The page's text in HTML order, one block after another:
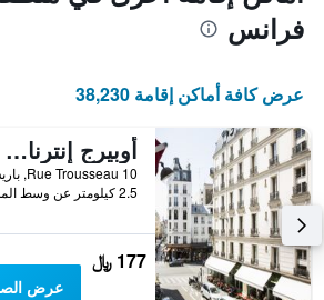
فرانس
عرض كافة أماكن إقامة 38,230
أوبيرج إنترناشونال ديز جيون - هوستل
2.5 كيلومتر عن وسط المدينة
177 ﷼
عرض